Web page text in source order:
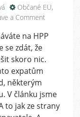
Občané EU,
a Comment
některých
žijících
v
na HPP
se zdát, že
skoro nic.
expatům
některým
V článku jsme
to jak ze strany